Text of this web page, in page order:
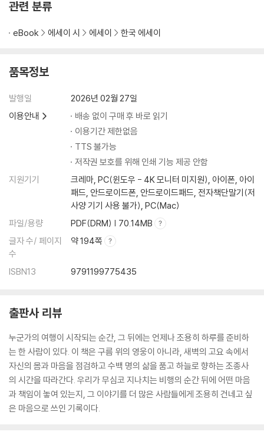
공항을 향해 마지막 접근 ? Approach 140
비행기의 여정을 마무리합니다 - Ramp-in & Shutdown 168
하늘에서 내려와, 사람으로 179
관련 분류
eBook 에세이 시 에세이 한국 에세이
품목정보
발행일
2026년 02월 27일
이용안내
배송 없이 구매 후 바로 읽기
이용기간 제한없음
TTS 불가능
저작권 보호를 위해 인쇄 기능 제공 안함
지원기기
크레마, PC(윈도우 - 4K 모니터 미지원), 아이폰, 아이
패드, 안드로이드폰, 안드로이드패드, 전자책단말기(저
사양 기기 사용 불가), PC(Mac)
파일/용량
PDF(DRM) | 70.14MB
글자 수/ 페이지
수
약 194쪽
ISBN13 9791199775435
출판사 리뷰
누군가의 여행이 시작되는 순간, 그 뒤에는 언제나 조용히 하루를 준비하
는 한 사람이 있다. 이 책은 구름 위의 영웅이 아니라, 새벽의 고요 속에서
자신의 몸과 마음을 점검하고 수백 명의 삶을 품고 하늘로 향하는 조종사
의 시간을 따라간다. 우리가 무심코 지나치는 비행의 순간 뒤에 어떤 마음
과 책임이 놓여 있는지, 그 이야기를 더 많은 사람들에게 조용히 건네고 싶
은 마음으로 쓰인 기록이다.